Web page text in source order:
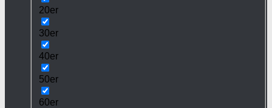
20er
30er
40er
50er
60er